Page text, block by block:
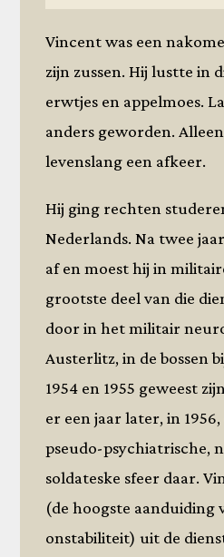
Vincent was een
zijn zussen. Hij lustte in
erwtjes en appelmoes.
anders geworden.
levenslang een afkeer.
Hij ging rechten
Nederlands. Na twee
af en moest hij in
grootste deel van die
door in het militair
Austerlitz, in de bossen
1954 en 1955 geweest
er een jaar later, in
pseudo-psychiatrische,
soldateske sfeer daar.
(de hoogste aanduiding
onstabiliteit) uit de